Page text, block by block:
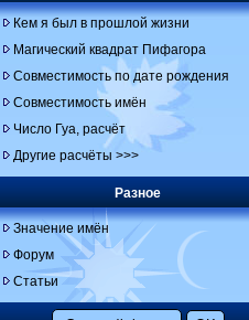
Кем я был в прошлой жизни
Магический квадрат Пифагора
Совместимость по дате рождения
Совместимость имён
Число Гуа, расчёт
Другие расчёты >>>
Разное
Значение имён
Форум
Статьи